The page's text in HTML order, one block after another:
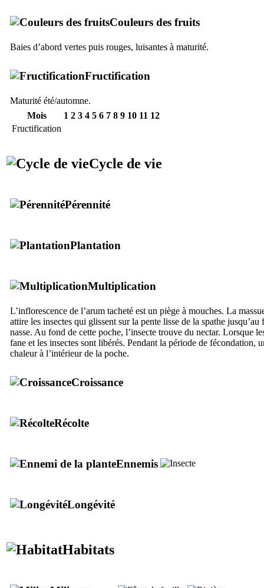
Couleurs des fruits
Baies d’abord vertes puis rouges, luisantes à maturité.
Fructification
Maturité été/automne.
Mois
1 2 3 4 5 6 7 8 9 10 11 12
Fructification
Cycle de vie
Pérennité
Plantation
Multiplication
L’inflorescence de l’arum tacheté est un piège à mouches. La
attire les insectes qui glissent sur la pente lisse de la spathe
nasse. Au fond de cette poche, l’insecte trouve du nectar. Lorsque
fane et les insectes sont libérés. Pendant la période de fécondation,
chaleur à l’intérieur de la poche.
Croissance
Récolte
Ennemis
Longévité
Habitats